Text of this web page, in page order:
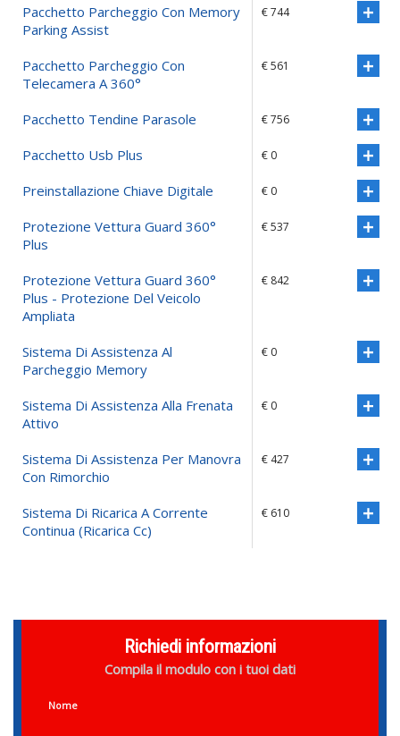
Pacchetto Parcheggio Con Memory
Parking Assist
€ 744
Pacchetto Parcheggio Con
Telecamera A 360°
€ 561
Pacchetto Tendine Parasole € 756
Pacchetto Usb Plus € 0
Preinstallazione Chiave Digitale € 0
Protezione Vettura Guard 360°
Plus
€ 537
Protezione Vettura Guard 360°
Plus - Protezione Del Veicolo
Ampliata
€ 842
Sistema Di Assistenza Al
Parcheggio Memory
€ 0
Sistema Di Assistenza Alla Frenata
Attivo
€ 0
Sistema Di Assistenza Per Manovra
Con Rimorchio
€ 427
Sistema Di Ricarica A Corrente
Continua (ricarica Cc)
€ 610
Richiedi informazioni
Compila il modulo con i tuoi dati
Nome